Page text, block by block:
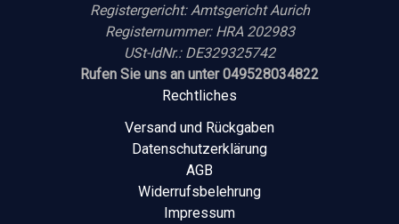
Registergericht: Amtsgericht Aurich
Registernummer: HRA 202983
USt-IdNr.: DE329325742
Rufen Sie uns an unter 049528034822
Rechtliches
Versand und Rückgaben
Datenschutzerklärung
AGB
Widerrufsbelehrung
Impressum